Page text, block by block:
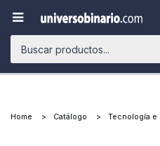

Home Catálogo Tecnología e